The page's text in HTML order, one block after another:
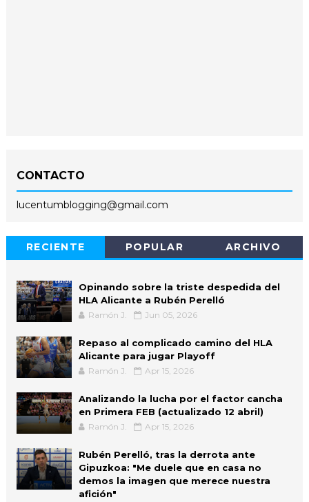
CONTACTO
lucentumblogging@gmail.com
RECIENTE POPULAR ARCHIVO
Opinando sobre la triste despedida del
HLA Alicante a Rubén Perelló
Ramón J. Jun 05, 2026
Repaso al complicado camino del HLA
Alicante para jugar Playoff
Ramón J. Apr 15, 2026
Analizando la lucha por el factor cancha
en Primera FEB (actualizado 12 abril)
Ramón J. Apr 15, 2026
Rubén Perelló, tras la derrota ante
Gipuzkoa: "Me duele que en casa no
demos la imagen que merece nuestra
afición"